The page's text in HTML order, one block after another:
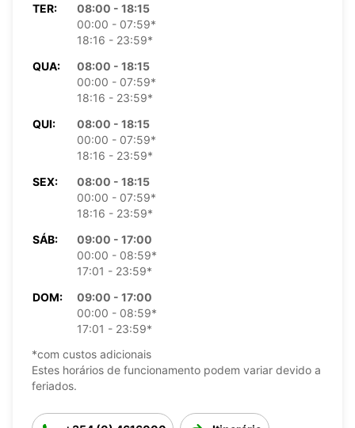
TER:
08:00 - 18:15
00:00 - 07:59*
18:16 - 23:59*
QUA:
08:00 - 18:15
00:00 - 07:59*
18:16 - 23:59*
QUI:
08:00 - 18:15
00:00 - 07:59*
18:16 - 23:59*
SEX:
08:00 - 18:15
00:00 - 07:59*
18:16 - 23:59*
SÁB:
09:00 - 17:00
00:00 - 08:59*
17:01 - 23:59*
DOM:
09:00 - 17:00
00:00 - 08:59*
17:01 - 23:59*
*com custos adicionais
Estes horários de funcionamento podem variar devido a
feriados.